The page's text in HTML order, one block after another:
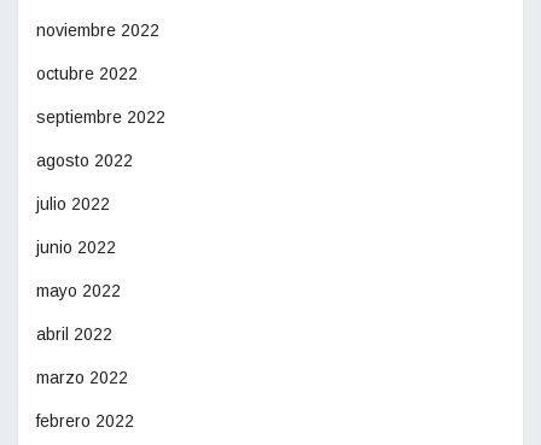
noviembre 2022
octubre 2022
septiembre 2022
agosto 2022
julio 2022
junio 2022
mayo 2022
abril 2022
marzo 2022
febrero 2022